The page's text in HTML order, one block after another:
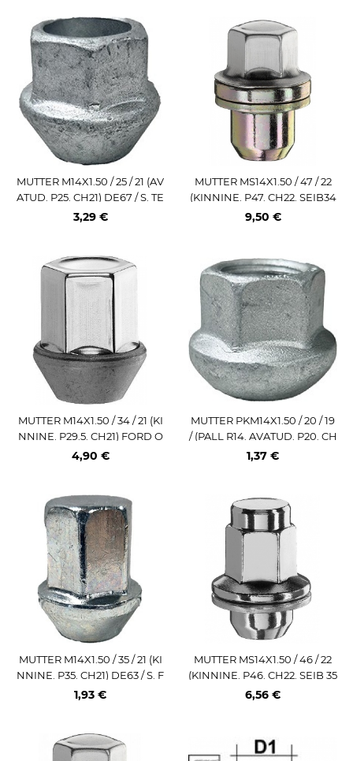
MUTTER M14X1.50 / 25 / 21 (AV
ATUD. P25. CH21) DE67 / S. TE
SLA OE ANALOOG (1027002
3,29 €
MUTTER MS14X1.50 / 47 / 22
(KINNINE. P47. CH22. SEIB34
MM) LAME IST (R. ROVER 200
9,50 €
MUTTER M14X1.50 / 34 / 21 (KI
NNINE. P29.5. CH21) FORD O
E (SUUR KOONUS)
4,90 €
MUTTER PKM14X1.50 / 20 / 19
/ (PALL R14. AVATUD. P20. CH
19) V / S
1,37 €
MUTTER M14X1.50 / 35 / 21 (KI
NNINE. P35. CH21) DE63 / S. F
ORD (SUUR KOONUS) ISO10
1,93 €
MUTTER MS14X1.50 / 46 / 22
(KINNINE. P46. CH22. SEIB 35
MM) LAME IST (TOY)
6,56 €